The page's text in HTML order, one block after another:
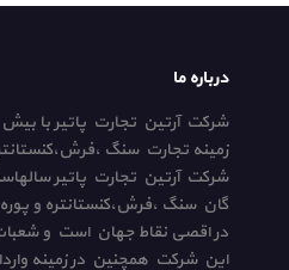
درباره ما
شرکت آرتین تجارت پاتیر با
زمینه تجارت سنگ
شرکت آرتین تجارت پاتیر
گان سنگ ،فرش،کنستانتره و
در اقصی نقاط جهان است و شعبات
این شرکت همچنین در زمینه